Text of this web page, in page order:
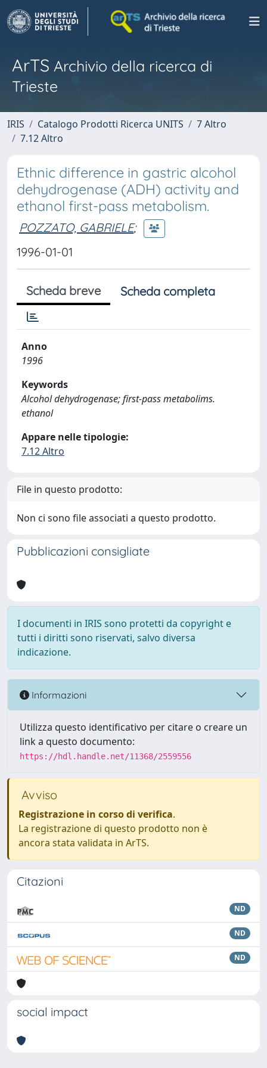
ArTS Archivio della ricerca di
Trieste
IRIS Catalogo Prodotti Ricerca UNITS
7 Altro
7.12 Altro
Ethnic difference in gastric alcohol
dehydrogenase (ADH) activity and
ethanol first-pass metabolism.
POZZATO, GABRIELE;
1996-01-01
Scheda breve Scheda completa
Anno
1996
Keywords
Alcohol dehydrogenase; first-pass metabolims.
ethanol
Appare nelle tipologie:
7.12 Altro
File in questo prodotto:
Non ci sono file associati a questo prodotto.
Pubblicazioni consigliate
I documenti in IRIS sono protetti da copyright e
tutti i diritti sono riservati, salvo diversa
indicazione.
Informazioni
Utilizza questo identificativo per citare o creare un
link a questo documento:
https://hdl.handle.net/11368/2559556
Avviso
Registrazione in corso di verifica.
La registrazione di questo prodotto non è
ancora stata validata in ArTS.
Citazioni
ND
ND
ND
social impact